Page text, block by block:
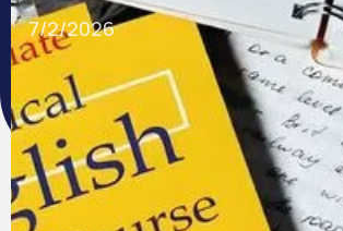
7/2/2026